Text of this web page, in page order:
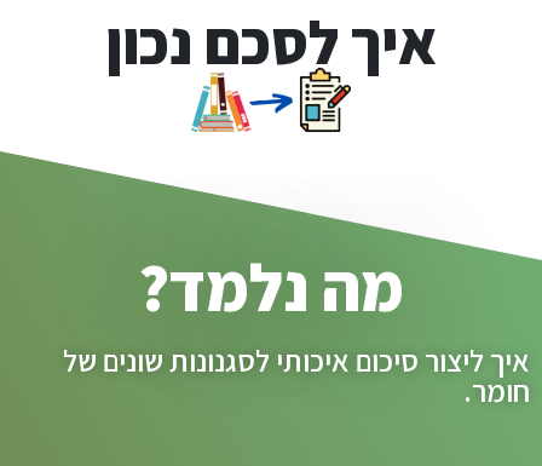
איך לסכם נכון
מה נלמד?
איך ליצור סיכום איכותי לסגנונות שונים של
חומר.